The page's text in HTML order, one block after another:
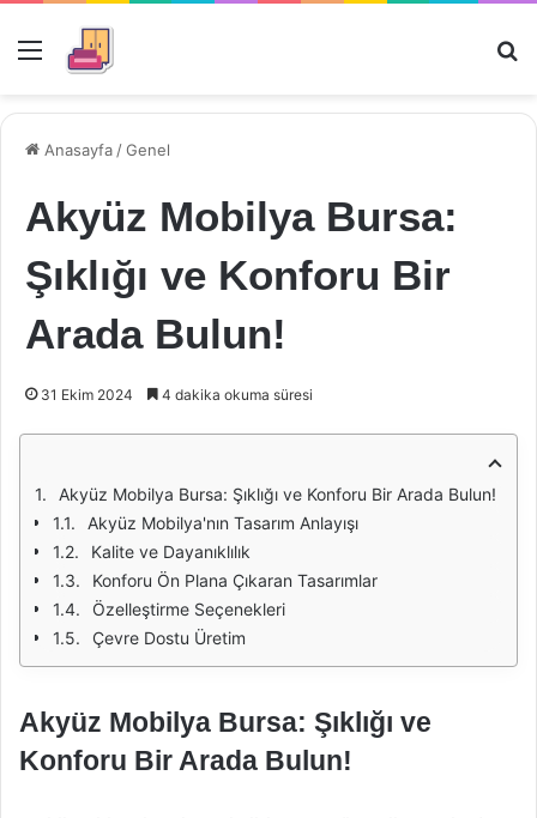
Menü
Anasayfa /Genel
Akyüz Mobilya Bursa:
Şıklığı ve Konforu Bir
Arada Bulun!
31 Ekim 2024 4 dakika okuma süresi
Akyüz Mobilya Bursa: Şıklığı ve Konforu Bir Arada Bulun!
Akyüz Mobilya'nın Tasarım Anlayışı
Kalite ve Dayanıklılık
Konforu Ön Plana Çıkaran Tasarımlar
Özelleştirme Seçenekleri
Çevre Dostu Üretim
Akyüz Mobilya Bursa: Şıklığı ve
Konforu Bir Arada Bulun!